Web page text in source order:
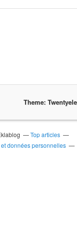
Theme:
Top articles
données personnelles